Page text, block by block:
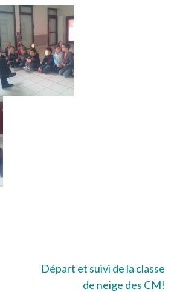
Départ et suivi de la classe
de neige des CM!